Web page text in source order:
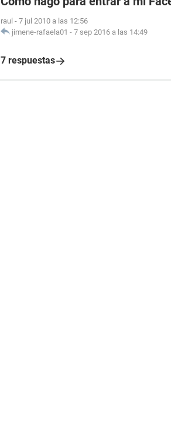
raul - 7 jul 2010 a las 12:56
jimene-rafaela01 - 7 sep 2016 a las 14:49
7 respuestas